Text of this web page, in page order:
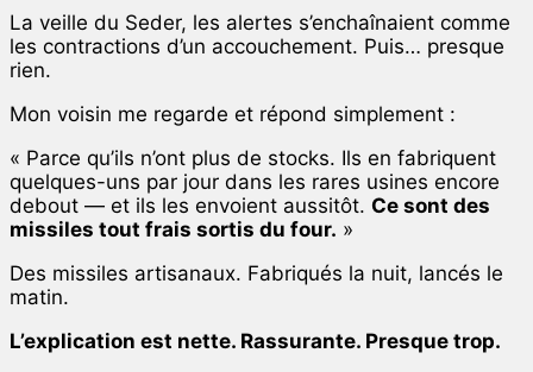
La veille du Seder, les alertes s’enchaînaient comme
les contractions d’un accouchement. Puis… presque
rien.
Mon voisin me regarde et répond simplement :
« Parce qu’ils n’ont plus de stocks. Ils en fabriquent
quelques-uns par jour dans les rares usines encore
debout — et ils les envoient aussitôt. Ce sont des
missiles tout frais sortis du four. »
Des missiles artisanaux. Fabriqués la nuit, lancés le
matin.
L’explication est nette. Rassurante. Presque trop.